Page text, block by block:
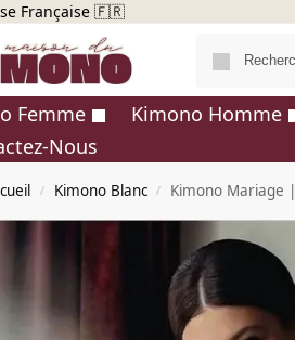
Française 🇫🇷
Femme Kimono Homme
Nous
/ Kimono Blanc / Kimono Mariage